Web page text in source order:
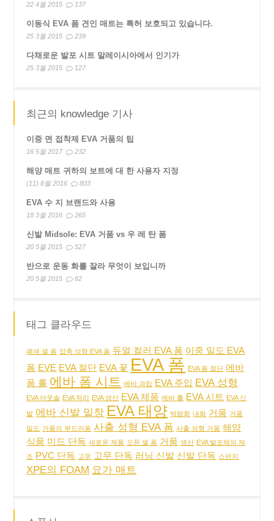
22 4월 2015 137
이동식 EVA 폼 견인 매트는 특허 보호되고 있습니다.
25 3월 2015 239
다채로운 발포 시트 말레이시아에서 인기가
25 3월 2015 127
최근의 knowledge 기사
이중 면 접착제 EVA 거품의 팁
16 5월 2017 232
해양 매트 귀하의 보트에 대 한 사용자 지정
(11) 8월 2016 803
EVA 수 지 브랜드와 사용
18 3월 2016 265
신발 Midsole: EVA 거품 vs 우 레 탄 폼
20 5월 2015 527
반으로 운동 화를 잘라 무엇이 보입니까
20 5월 2015 62
태그 클라우드
폐쇄 셀 폼 압축 성형 EVA 폼 듀얼 컬러 EVA 폼 이중 밀도 EVA
폼 EVE EVA 절단 EVA 꽃 EVA 폼 EVA 폼 절단 에바
폼 롤 에바 폼 시트 에바 과립 EVA 주입 EVA 성형
EVA 아웃솔 EVA 처리 EVA 생산 EVA 제품 에바 롤 EVA 시트 EVA 신
발 에바 신발 밑창 EVA 태양 박람회 내화 거품 거품
밀도 거품의 부드러움 사출 성형 EVA 폼 사출 성형 거품 해양
식품 미드 단독 새로운 제품 오픈 셀 폼 거품 생산 EVA 발포체의 제
조 PVC 단독 고무 고무 단독 러닝 신발 신발 단독 스펀지
XPE의 FOAM 요가 매트